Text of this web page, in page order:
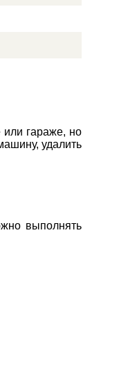
или гараже, но
удалить
выполнять